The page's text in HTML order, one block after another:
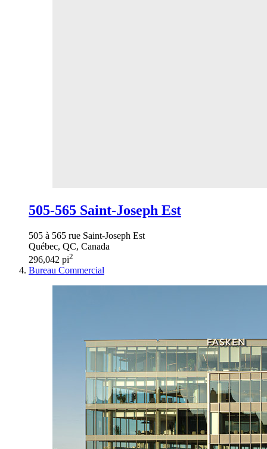
505-565 Saint-Joseph Est
505 à 565 rue Saint-Joseph Est
Québec, QC, Canada
296,042 pi2
Bureau Commercial